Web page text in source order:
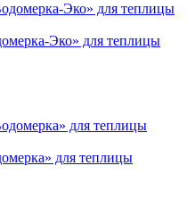
Эко» для теплицы
для теплицы